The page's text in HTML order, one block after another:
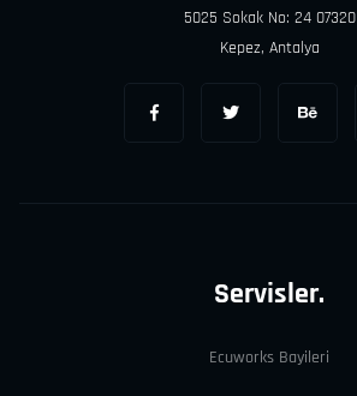
5025 Sokak No: 24 07320
Kepez, Antalya
Servisler.
Ecuworks Bayileri